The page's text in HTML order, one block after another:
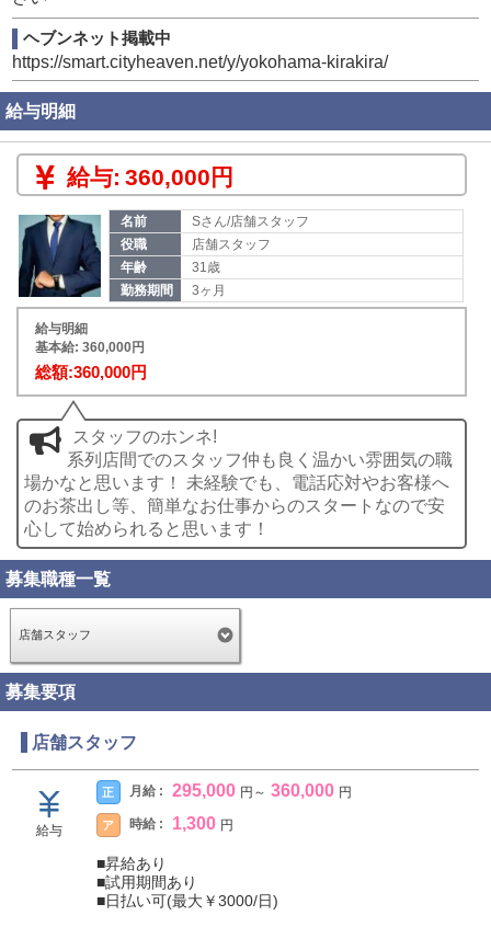
ヘブンネット掲載中
https://smart.cityheaven.net/y/yokohama-kirakira/
給与明細
給与: 360,000円
名前
Sさん/店舗スタッフ
役職
店舗スタッフ
年齢
31歳
勤務期間
3ヶ月
給与明細
基本給: 360,000円
総額:360,000円
スタッフのホンネ!
系列店間でのスタッフ仲も良く温かい雰囲気の職
場かなと思います！ 未経験でも、電話応対やお客様へ
のお茶出し等、簡単なお仕事からのスタートなので安
心して始められると思います！
募集職種一覧
店舗スタッフ
募集要項
店舗スタッフ
給与
正 月給 : 295,000 円 ～ 360,000 円
ア 時給 : 1,300 円
■昇給あり
■試用期間あり
■日払い可(最大￥3000/日)